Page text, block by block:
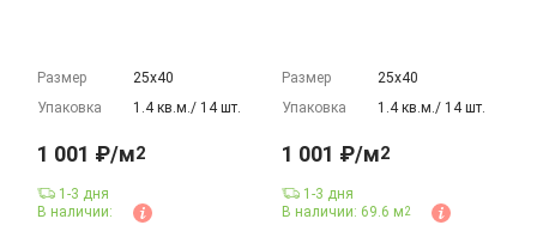
Размер
25х40
Упаковка
1.4 кв.м./ 14 шт.
1 001 ₽/м2
1-3 дня
В наличии:
Размер
25х40
Упаковка
1.4 кв.м./ 14 шт.
1 001 ₽/м2
1-3 дня
В наличии: 69.6 м2